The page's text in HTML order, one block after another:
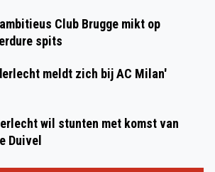
Club Brugge mikt op
spits
meldt zich bij AC Milan'
wil stunten met komst van
Duivel